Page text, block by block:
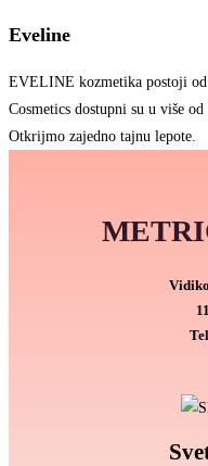
Eveline
EVELINE kozmetika postoji
Cosmetics dostupni su u više
Otkrijmo zajedno tajnu lepote.
Tel